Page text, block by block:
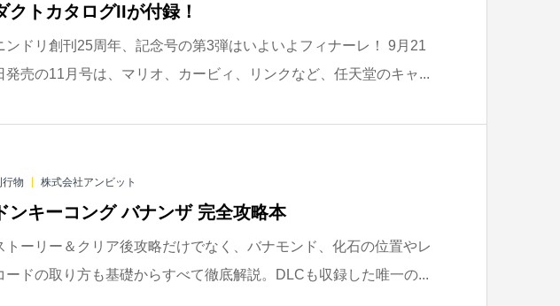
クトカタログIIが付録！
ンドリ創刊25周年、記念号の第3弾はいよいよフィナーレ！ 9月21
発売の11月号は、マリオ、カービィ、リンクなど、任天堂のキャ...
行物 株式会社アンビット
ドンキーコング バナンザ 完全攻略本
トーリー＆クリア後攻略だけでなく、バナモンド、化石の位置やレ
ードの取り方も基礎からすべて徹底解説。DLCも収録した唯一の...